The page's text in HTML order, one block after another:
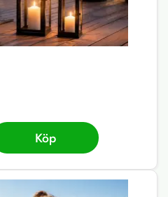
Köp